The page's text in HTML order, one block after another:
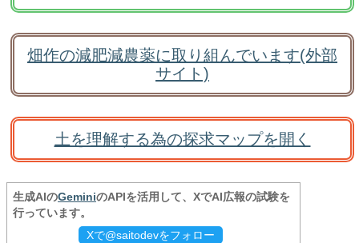
畑作の減肥減農薬に取り組んでいます(外部
サイト)
土を理解する為の探求マップを開く
生成AIのGeminiのAPIを活用して、XでAI広報の試験を
行っています。
Xで@saitodevをフォロー